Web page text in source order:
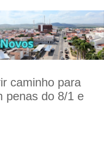
caminho para
penas do 8/1 e